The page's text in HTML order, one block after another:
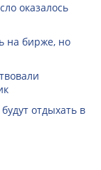
оказалось
на бирже, но
отдыхать в